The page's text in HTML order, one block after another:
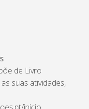
de Livro
suas atividades,